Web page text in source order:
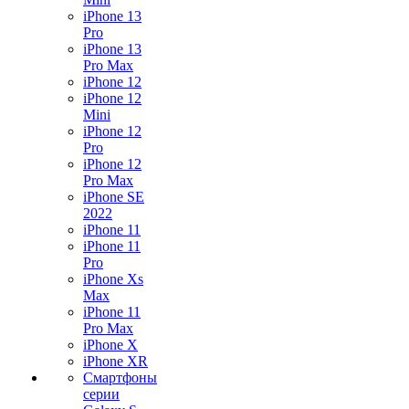
iPhone 13
Pro
iPhone 13
Pro Max
iPhone 12
iPhone 12
Mini
iPhone 12
Pro
iPhone 12
Pro Max
iPhone SE
2022
iPhone 11
iPhone 11
Pro
iPhone Xs
Max
iPhone 11
Pro Max
iPhone X
iPhone XR
Смартфоны
серии